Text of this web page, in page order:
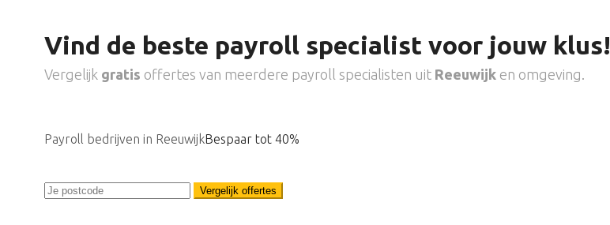
Vind de beste payroll specialist voor jouw klus!
Vergelijk gratis offertes van meerdere payroll specialisten uit Reeuwijk en omgeving.
Payroll bedrijven in ReeuwijkBespaar tot 40%
Vergelijk offertes